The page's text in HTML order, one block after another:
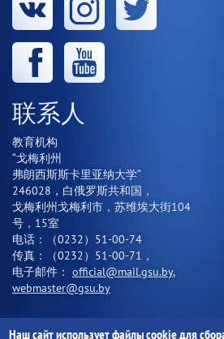
联系人
教育机构
“戈梅利州
弗朗西斯斯卡里亚纳大学“
246028，白俄罗斯共和国，
戈梅利州戈梅利市，苏维埃大街104
号，15室
电话：（0232）51-00-74
传真：（0232）51-00-71，
电子邮件： official@mail.gsu.by,
webmaster@gsu.by
Наш сайт использует файлы cookie для